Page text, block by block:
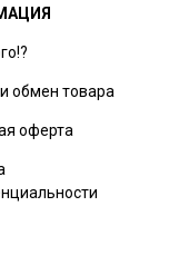
обмен товара
оферта